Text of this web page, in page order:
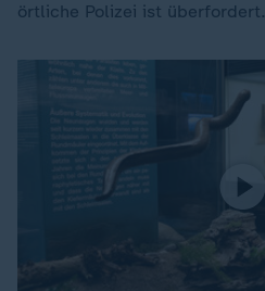
örtliche Polizei ist überfordert.